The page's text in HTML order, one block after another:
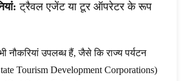
ट्रैवल एजेंट या टूर ऑपरेटर के रूप
नौकरियां उपलब्ध हैं, जैसे कि राज्य पर्यटन
Tourism Development Corporations)